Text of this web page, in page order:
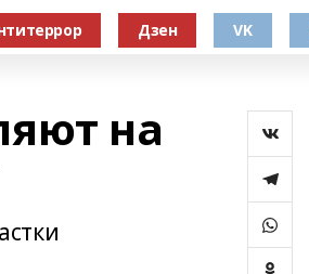
Дзен VK
на